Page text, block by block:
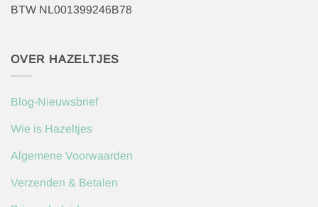
BTW NL001399246B78
OVER HAZELTJES
Blog-Nieuwsbrief
Wie is Hazeltjes
Algemene Voorwaarden
Verzenden & Betalen